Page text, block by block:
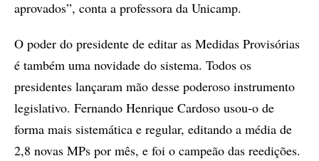
aprovados”, conta a professora da Unicamp.
O poder do presidente de editar as Medidas Provisórias
é também uma novidade do sistema. Todos os
presidentes lançaram mão desse poderoso instrumento
legislativo. Fernando Henrique Cardoso usou-o de
forma mais sistemática e regular, editando a média de
2,8 novas MPs por mês, e foi o campeão das reedições.